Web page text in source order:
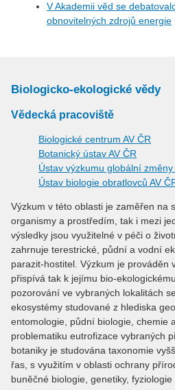
V Akademii věd se
obnovitelných zdrojů energie
Biologicko-ekologické vědy
Vědecká pracoviště
Biologické centrum AV ČR
Botanický ústav AV ČR
Ústav výzkumu globální změny
Ústav biologie obratlovců AV
Výzkum v této oblasti je zaměřen na
organismy a prostředím, tak i mezi
výsledky jsou využitelné v péči o
zahrnuje terestrické, půdní a vodní
parazit-hostitel. Výzkum je prováděn
přispívá tak k jejímu bio-
pozorování ve vybraných lokalitách
ekosystémy studované z hlediska
entomologie, půdní biologie, chemie
problematiku eutrofizace vybraných
botaniky je studována taxonomie
řas, s využitím v oblasti ochrany
buněčné biologie, genetiky,